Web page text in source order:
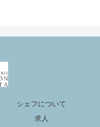
シェフについて
求人